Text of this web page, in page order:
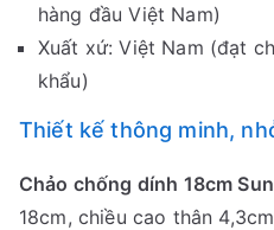
hàng đầu Việt Nam)
Xuất xứ: Việt Nam (đạt
khẩu)
Thiết kế thông minh,
Chảo chống dính 18cm
18cm, chiều cao thân